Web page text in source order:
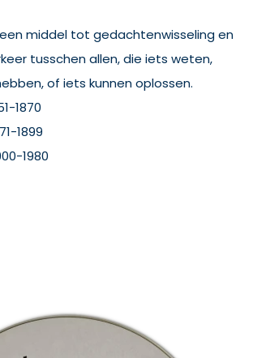
middel tot gedachtenwisseling en
tusschen allen, die iets weten,
of iets kunnen oplossen.
1870
1899
1980